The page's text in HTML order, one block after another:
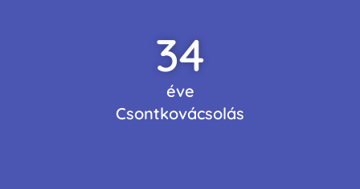
34
éve
Csontkovácsolás